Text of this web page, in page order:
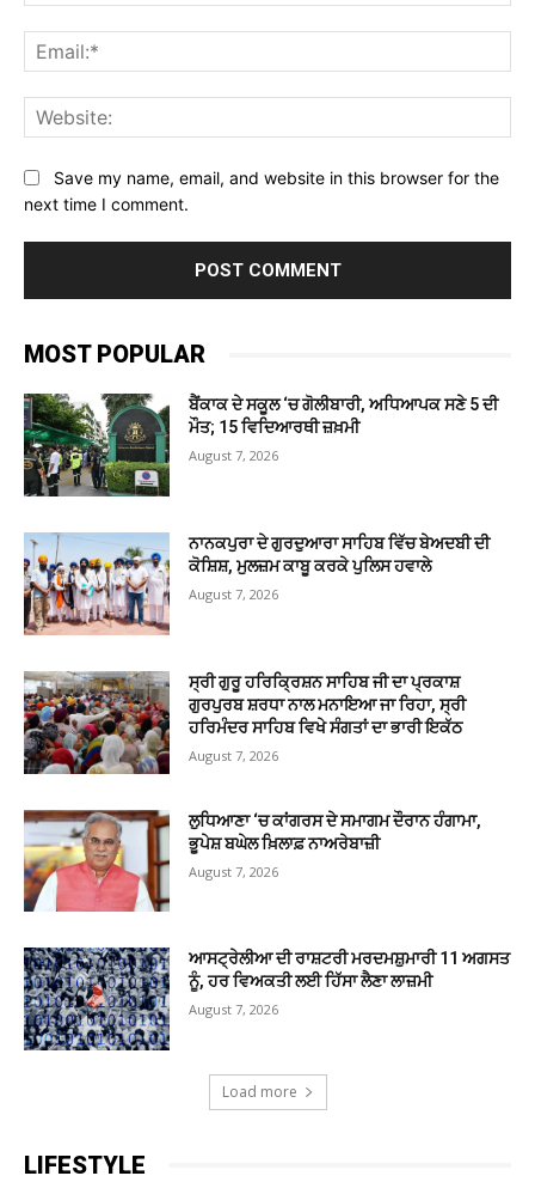
Save my name, email, and website in this browser for the
next time I comment.
MOST POPULAR
ਬੈਂਕਾਕ ਦੇ ਸਕੂਲ ‘ਚ ਗੋਲੀਬਾਰੀ, ਅਧਿਆਪਕ ਸਣੇ 5 ਦੀ
ਮੌਤ; 15 ਵਿਦਿਆਰਥੀ ਜ਼ਖ਼ਮੀ
August 7, 2026
ਨਾਨਕਪੁਰਾ ਦੇ ਗੁਰਦੁਆਰਾ ਸਾਹਿਬ ਵਿੱਚ ਬੇਅਦਬੀ ਦੀ
ਕੋਸ਼ਿਸ਼, ਮੁਲਜ਼ਮ ਕਾਬੂ ਕਰਕੇ ਪੁਲਿਸ ਹਵਾਲੇ
August 7, 2026
ਸ੍ਰੀ ਗੁਰੂ ਹਰਿਕ੍ਰਿਸ਼ਨ ਸਾਹਿਬ ਜੀ ਦਾ ਪ੍ਰਕਾਸ਼
ਗੁਰਪੁਰਬ ਸ਼ਰਧਾ ਨਾਲ ਮਨਾਇਆ ਜਾ ਰਿਹਾ, ਸ੍ਰੀ
ਹਰਿਮੰਦਰ ਸਾਹਿਬ ਵਿਖੇ ਸੰਗਤਾਂ ਦਾ ਭਾਰੀ ਇਕੱਠ
August 7, 2026
ਲੁਧਿਆਣਾ ‘ਚ ਕਾਂਗਰਸ ਦੇ ਸਮਾਗਮ ਦੌਰਾਨ ਹੰਗਾਮਾ,
ਭੂਪੇਸ਼ ਬਘੇਲ ਖ਼ਿਲਾਫ਼ ਨਾਅਰੇਬਾਜ਼ੀ
August 7, 2026
ਆਸਟ੍ਰੇਲੀਆ ਦੀ ਰਾਸ਼ਟਰੀ ਮਰਦਮਸ਼ੁਮਾਰੀ 11 ਅਗਸਤ
ਨੂੰ, ਹਰ ਵਿਅਕਤੀ ਲਈ ਹਿੱਸਾ ਲੈਣਾ ਲਾਜ਼ਮੀ
August 7, 2026
Load more
LIFESTYLE